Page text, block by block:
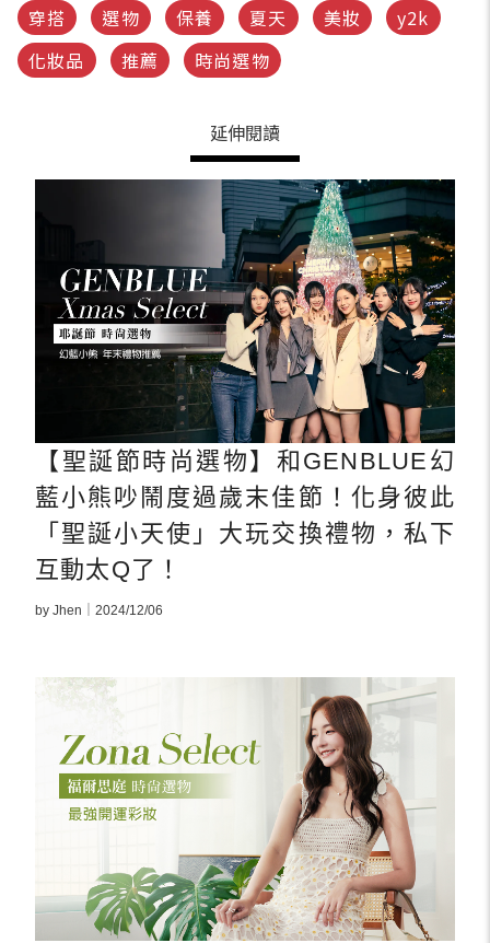
穿搭 選物 保養 夏天 美妝
y2k
化妝品
推薦 時尚選物
延伸閱讀
【聖誕節時尚選物】和GENBLUE幻
藍小熊吵鬧度過歲末佳節！化身彼此
「聖誕小天使」大玩交換禮物，私下
互動太Q了！
by Jhen｜2024/12/06